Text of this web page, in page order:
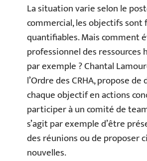
La situation varie selon le
commercial, les objectifs
quantifiables. Mais comment
professionnel des ressources
par exemple ? Chantal
l’Ordre des CRHA, propose de
chaque objectif en actions
participer à un comité de
s’agit par exemple d’être
des réunions ou de proposer
nouvelles.